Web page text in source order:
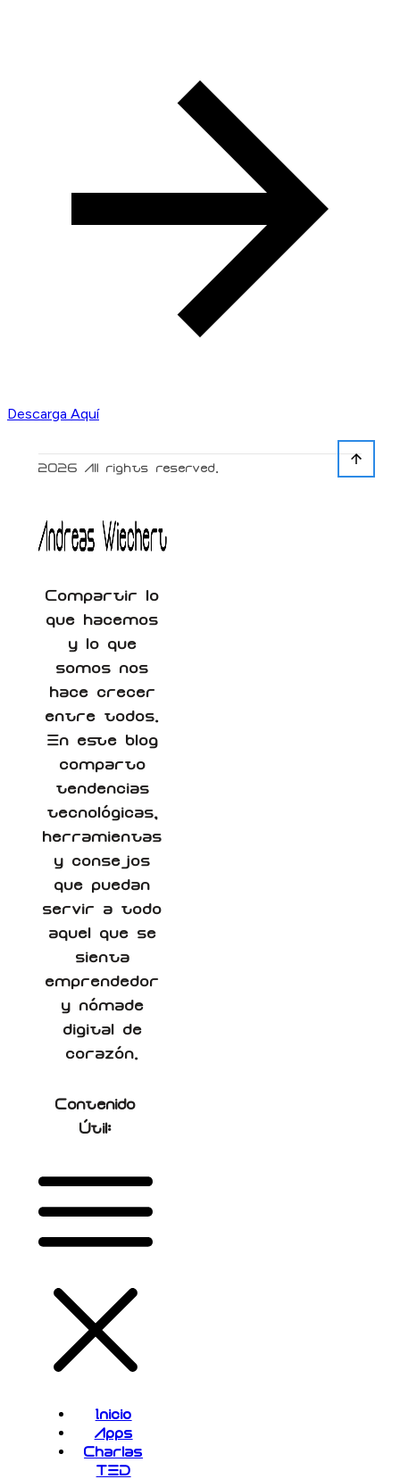
Descarga Aquí
Compartir lo
que hacemos
y lo que
somos nos
hace crecer
entre todos.
En este blog
comparto
tendencias
tecnológicas,
herramientas
y consejos
que puedan
servir a todo
aquel que se
sienta
emprendedor
y nómade
digital de
corazón.
Contenido
Útil:
Inicio
Apps
Charlas
TED
2026 All rights reserved.